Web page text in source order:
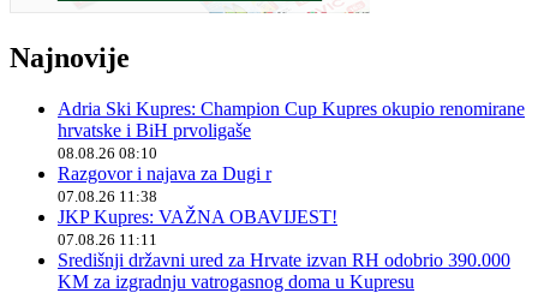
Najnovije
Adria Ski Kupres: Champion Cup Kupres okupio renomirane
hrvatske i BiH prvoligaše
08.08.26 08:10
Razgovor i najava za Dugi r
07.08.26 11:38
JKP Kupres: VAŽNA OBAVIJEST!
07.08.26 11:11
Središnji državni ured za Hrvate izvan RH odobrio 390.000
KM za izgradnju vatrogasnog doma u Kupresu